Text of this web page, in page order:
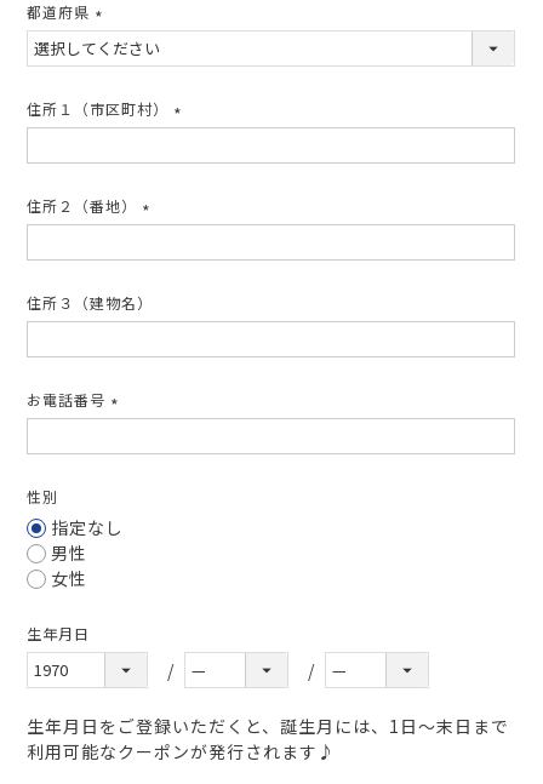
都道府県
(必
須)
住所１（市区町村）
須)
住所２（番地）
須)
住所３（建物名）
お電話番号
須)
性別
指定なし
男性
女性
生年月日
生年月日をご登録いただくと、誕生月には、1日～末日まで
利用可能なクーポンが発行されます♪